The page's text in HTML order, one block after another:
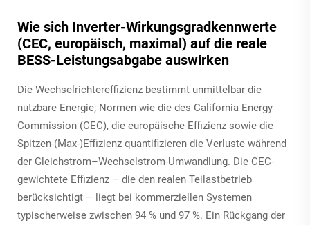
Wie sich Inverter-Wirkungsgradkennwerte
(CEC, europäisch, maximal) auf die reale
BESS-Leistungsabgabe auswirken
Die Wechselrichtereffizienz bestimmt unmittelbar die
nutzbare Energie; Normen wie die des California Energy
Commission (CEC), die europäische Effizienz sowie die
Spitzen-(Max-)Effizienz quantifizieren die Verluste während
der Gleichstrom–Wechselstrom-Umwandlung. Die CEC-
gewichtete Effizienz – die den realen Teilastbetrieb
berücksichtigt – liegt bei kommerziellen Systemen
typischerweise zwischen 94 % und 97 %. Ein Rückgang der